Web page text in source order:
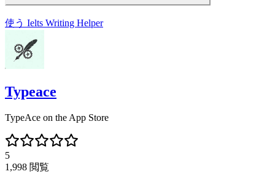
使う Ielts Writing Helper
Typeace
TypeAce on the App Store
5
1,998 閲覧